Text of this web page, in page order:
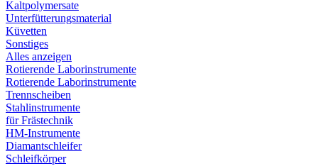
Kaltpolymersate
Unterfütterungsmaterial
Küvetten
Sonstiges
Alles anzeigen
Rotierende Laborinstrumente
Rotierende Laborinstrumente
Trennscheiben
Stahlinstrumente
für Frästechnik
HM-Instrumente
Diamantschleifer
Schleifkörper